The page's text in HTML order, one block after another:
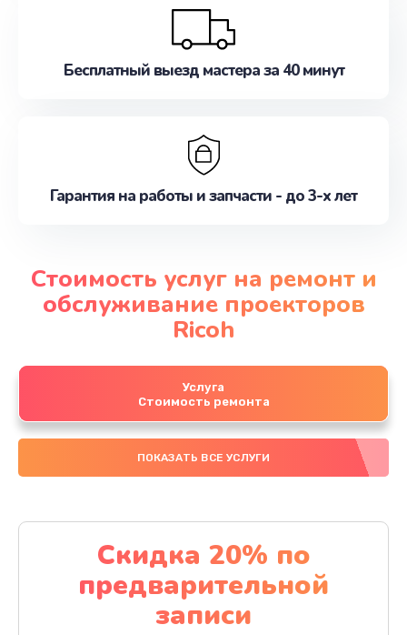
Бесплатный выезд мастера за 40 минут
Гарантия на работы и запчасти - до 3-х лет
Стоимость услуг на ремонт и
обслуживание проекторов
Ricoh
Услуга
Стоимость ремонта
ПОКАЗАТЬ ВСЕ УСЛУГИ
Скидка 20% по
предварительной
записи